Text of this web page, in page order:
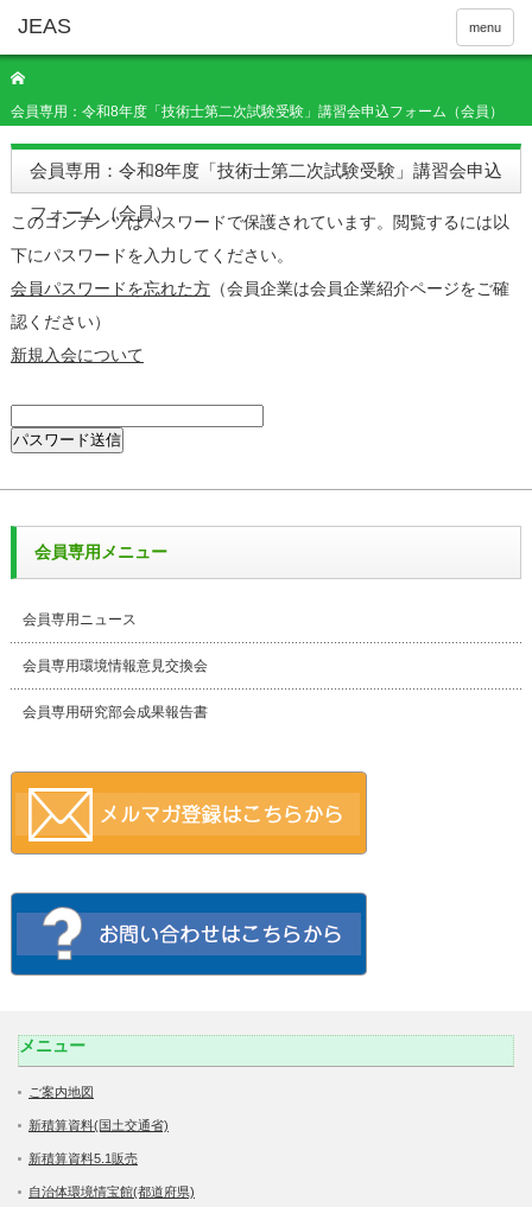
menu
会員専用：令和8年度「技術士第二次試験受験」講習会申込フォーム（会員）
会員専用：令和8年度「技術士第二次試験受験」講習会申込
フォーム（会員）
このコンテンツはパスワードで保護されています。閲覧するには以
下にパスワードを入力してください。
会員パスワードを忘れた方（会員企業は会員企業紹介ページをご確
認ください）
新規入会について
会員専用メニュー
会員専用ニュース
会員専用環境情報意見交換会
会員専用研究部会成果報告書
メニュー
ご案内地図
新積算資料(国土交通省)
新積算資料5.1販売
自治体環境情宝館(都道府県)